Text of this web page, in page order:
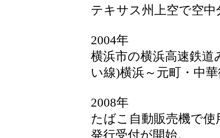
テキサス州上空で空中
2004年
横浜市の横浜高速鉄
い線)横浜～元町・中
2008年
たばこ自動販売機で使
発行受付が開始。